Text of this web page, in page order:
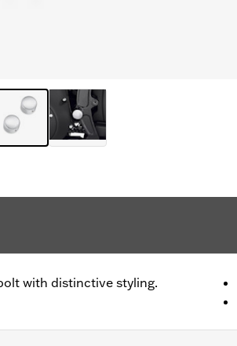
with distinctive styling.